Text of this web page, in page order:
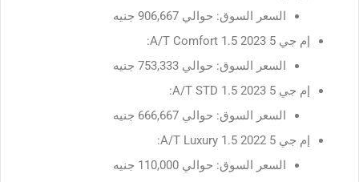
السعر السوق: حوالي 906,667 جنيه
إم جي 5 2023 1.5 A/T Comfort:
السعر السوق: حوالي 753,333 جنيه
إم جي 5 2023 1.5 A/T STD:
السعر السوق: حوالي 666,667 جنيه
إم جي 5 2022 1.5 A/T Luxury:
السعر السوق: حوالي 110,000 جنيه